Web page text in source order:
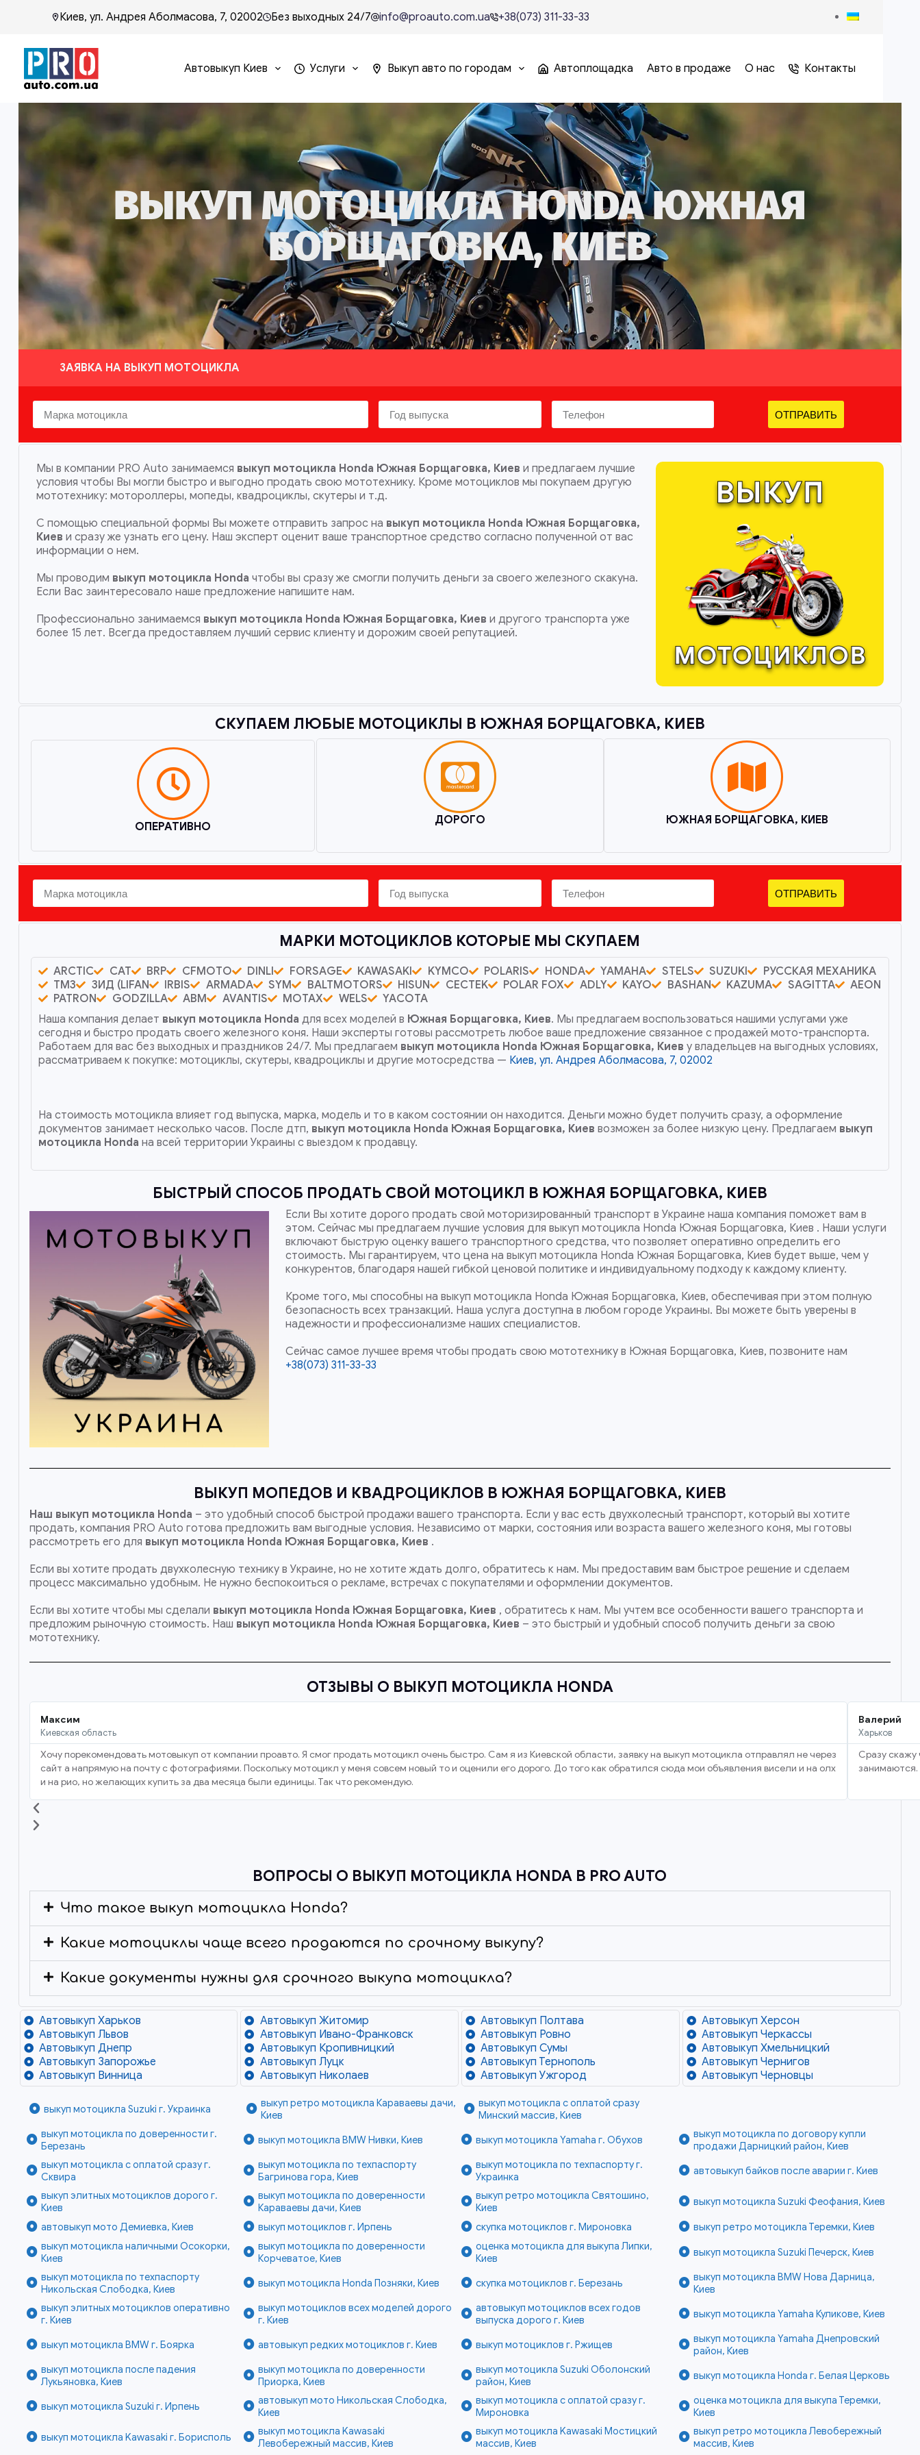
Киев, ул. Андрея Аболмасова, 7, 02002 Без выходных 24/7 info@proauto.com.ua +38(073) 311-33-33
Автовыкуп Киев Услуги Выкуп авто по городам Автоплощадка Авто в продаже О нас Контакты
ВЫКУП МОТОЦИКЛА HONDA ЮЖНАЯ
БОРЩАГОВКА, КИЕВ
ЗАЯВКА НА ВЫКУП МОТОЦИКЛА
ОТПРАВИТЬ
Мы в компании PRO Auto занимаемся выкуп мотоцикла Honda Южная Борщаговка, Киев и предлагаем лучшие
условия чтобы Вы могли быстро и выгодно продать свою мототехнику. Кроме мотоциклов мы покупаем другую
мототехнику: мотороллеры, мопеды, квадроциклы, скутеры и т.д.
С помощью специальной формы Вы можете отправить запрос на выкуп мотоцикла Honda Южная Борщаговка,
Киев и сразу же узнать его цену. Наш эксперт оценит ваше транспортное средство согласно полученной от вас
информации о нем.
Мы проводим выкуп мотоцикла Honda чтобы вы сразу же смогли получить деньги за своего железного скакуна.
Если Вас заинтересовало наше предложение напишите нам.
Профессионально занимаемся выкуп мотоцикла Honda Южная Борщаговка, Киев и другого транспорта уже
более 15 лет. Всегда предоставляем лучший сервис клиенту и дорожим своей репутацией.
СКУПАЕМ ЛЮБЫЕ МОТОЦИКЛЫ В ЮЖНАЯ БОРЩАГОВКА, КИЕВ​
ОПЕРАТИВНО ДОРОГО ЮЖНАЯ БОРЩАГОВКА, КИЕВ
ОТПРАВИТЬ
МАРКИ МОТОЦИКЛОВ КОТОРЫЕ МЫ СКУПАЕМ
ARCTIC CAT BRP CFMOTO DINLI FORSAGE KAWASAKI KYMCO POLARIS HONDA YAMAHA STELS SUZUKI
РУССКАЯ МЕХАНИКА
ТМЗ
ЗИД (LIFAN IRBIS ARMADA SYM BALTMOTORS HISUN CECTEK POLAR FOX ADLY KAYO BASHAN KAZUMA SAGITTA
AEON
PATRON
GODZILLA ABM AVANTIS MOTAX WELS
YACOTA
Наша компания делает выкуп мотоцикла Honda для всех моделей в Южная Борщаговка, Киев. Мы предлагаем воспользоваться нашими услугами уже
сегодня и быстро продать своего железного коня. Наши эксперты готовы рассмотреть любое ваше предложение связанное с продажей мото-транспорта.
Работаем для вас без выходных и праздников 24/7. Мы предлагаем выкуп мотоцикла Honda Южная Борщаговка, Киев у владельцев на выгодных условиях,
рассматриваем к покупке: мотоциклы, скутеры, квадроциклы и другие мотосредства — Киев, ул. Андрея Аболмасова, 7, 02002
На стоимость мотоцикла влияет год выпуска, марка, модель и то в каком состоянии он находится. Деньги можно будет получить сразу, а оформление
документов занимает несколько часов. После дтп, выкуп мотоцикла Honda Южная Борщаговка, Киев возможен за более низкую цену. Предлагаем выкуп
мотоцикла Honda на всей территории Украины с выездом к продавцу.
БЫСТРЫЙ СПОСОБ ПРОДАТЬ СВОЙ МОТОЦИКЛ В ЮЖНАЯ БОРЩАГОВКА, КИЕВ
Если Вы хотите дорого продать свой моторизированный транспорт в Украине наша компания поможет вам в
этом. Сейчас мы предлагаем лучшие условия для выкуп мотоцикла Honda Южная Борщаговка, Киев . Наши услуги
включают быструю оценку вашего транспортного средства, что позволяет оперативно определить его
стоимость. Мы гарантируем, что цена на выкуп мотоцикла Honda Южная Борщаговка, Киев будет выше, чем у
конкурентов, благодаря нашей гибкой ценовой политике и индивидуальному подходу к каждому клиенту.
Кроме того, мы способны на выкуп мотоцикла Honda Южная Борщаговка, Киев, обеспечивая при этом полную
безопасность всех транзакций. Наша услуга доступна в любом городе Украины. Вы можете быть уверены в
надежности и профессионализме наших специалистов.
Сейчас самое лучшее время чтобы продать свою мототехнику в Южная Борщаговка, Киев, позвоните нам
+38(073) 311-33-33
ВЫКУП МОПЕДОВ И КВАДРОЦИКЛОВ В ЮЖНАЯ БОРЩАГОВКА, КИЕВ
Наш выкуп мотоцикла Honda – это удобный способ быстрой продажи вашего транспорта. Если у вас есть двухколесный транспорт, который вы хотите
продать, компания PRO Auto готова предложить вам выгодные условия. Независимо от марки, состояния или возраста вашего железного коня, мы готовы
рассмотреть его для выкуп мотоцикла Honda Южная Борщаговка, Киев .
Если вы хотите продать двухколесную технику в Украине, но не хотите ждать долго, обратитесь к нам. Мы предоставим вам быстрое решение и сделаем
процесс максимально удобным. Не нужно беспокоиться о рекламе, встречах с покупателями и оформлении документов.
Если вы хотите чтобы мы сделали выкуп мотоцикла Honda Южная Борщаговка, Киев , обратитесь к нам. Мы учтем все особенности вашего транспорта и
предложим рыночную стоимость. Наш выкуп мотоцикла Honda Южная Борщаговка, Киев – это быстрый и удобный способ получить деньги за свою
мототехнику.
ОТЗЫВЫ О ВЫКУП МОТОЦИКЛА HONDA
Максим
Киевская область
Хочу порекомендовать мотовыкуп от компании проавто. Я смог продать мотоцикл очень быстро. Сам я из Киевской области, заявку на выкуп мотоцикла отправлял не через
сайт а напрямую на почту с фотографиями. Поскольку мотоцикл у меня совсем новый то и оценили его дорого. До того как обратился сюда мои объявления висели и на олх
и на рио, но желающих купить за два месяца были единицы. Так что рекомендую.
Валерий
Харьков
Сразу скажу
занимаются.
ВОПРОСЫ О ВЫКУП МОТОЦИКЛА HONDA В PRO AUTO
Что такое выкуп мотоцикла Honda?
Какие мотоциклы чаще всего продаются по срочному выкупу?
Какие документы нужны для срочного выкупа мотоцикла?
Автовыкуп Харьков
Автовыкуп Львов
Автовыкуп Днепр
Автовыкуп Запорожье
Автовыкуп Винница
Автовыкуп Житомир
Автовыкуп Ивано-Франковск
Автовыкуп Кропивницкий
Автовыкуп Луцк
Автовыкуп Николаев
Автовыкуп Полтава
Автовыкуп Ровно
Автовыкуп Сумы
Автовыкуп Тернополь
Автовыкуп Ужгород
Автовыкуп Херсон
Автовыкуп Черкассы
Автовыкуп Хмельницкий
Автовыкуп Чернигов
Автовыкуп Черновцы
выкуп мотоцикла Suzuki г. Украинка
выкуп ретро мотоцикла Караваевы дачи,
Киев
выкуп мотоцикла с оплатой сразу
Минский массив, Киев
выкуп мотоцикла по доверенности г.
Березань
выкуп мотоцикла BMW Нивки, Киев выкуп мотоцикла Yamaha г. Обухов
выкуп мотоцикла по договору купли
продажи Дарницкий район, Киев
выкуп мотоцикла с оплатой сразу г.
Сквира
выкуп мотоцикла по техпаспорту
Багринова гора, Киев
выкуп мотоцикла по техпаспорту г.
Украинка
автовыкуп байков после аварии г. Киев
выкуп элитных мотоциклов дорого г.
Киев
выкуп мотоцикла по доверенности
Караваевы дачи, Киев
выкуп ретро мотоцикла Святошино,
Киев
выкуп мотоцикла Suzuki Феофания, Киев
автовыкуп мото Демиевка, Киев выкуп мотоциклов г. Ирпень скупка мотоциклов г. Мироновка
выкуп ретро мотоцикла Теремки, Киев
выкуп мотоцикла наличными Осокорки,
Киев
выкуп мотоцикла по доверенности
Корчеватое, Киев
оценка мотоцикла для выкупа Липки,
Киев
выкуп мотоцикла Suzuki Печерск, Киев
выкуп мотоцикла по техпаспорту
Никольская Слободка, Киев
выкуп мотоцикла Honda Позняки, Киев скупка мотоциклов г. Березань
выкуп мотоцикла BMW Нова Дарница,
Киев
выкуп элитных мотоциклов оперативно
г. Киев
выкуп мотоциклов всех моделей дорого
г. Киев
автовыкуп мотоциклов всех годов
выпуска дорого г. Киев
выкуп мотоцикла Yamaha Куликове, Киев
выкуп мотоцикла BMW г. Боярка автовыкуп редких мотоциклов г. Киев выкуп мотоциклов г. Ржищев
выкуп мотоцикла Yamaha Днепровский
район, Киев
выкуп мотоцикла после падения
Лукьяновка, Киев
выкуп мотоцикла по доверенности
Приорка, Киев
выкуп мотоцикла Suzuki Оболонский
район, Киев
выкуп мотоцикла Honda г. Белая Церковь
выкуп мотоцикла Suzuki г. Ирпень
автовыкуп мото Никольская Слободка,
Киев
выкуп мотоцикла с оплатой сразу г.
Мироновка
оценка мотоцикла для выкупа Теремки,
Киев
выкуп мотоцикла Kawasaki г. Борисполь
выкуп мотоцикла Kawasaki
Левобережный массив, Киев
выкуп мотоцикла Kawasaki Мостицкий
массив, Киев
выкуп ретро мотоцикла Левобережный
массив, Киев